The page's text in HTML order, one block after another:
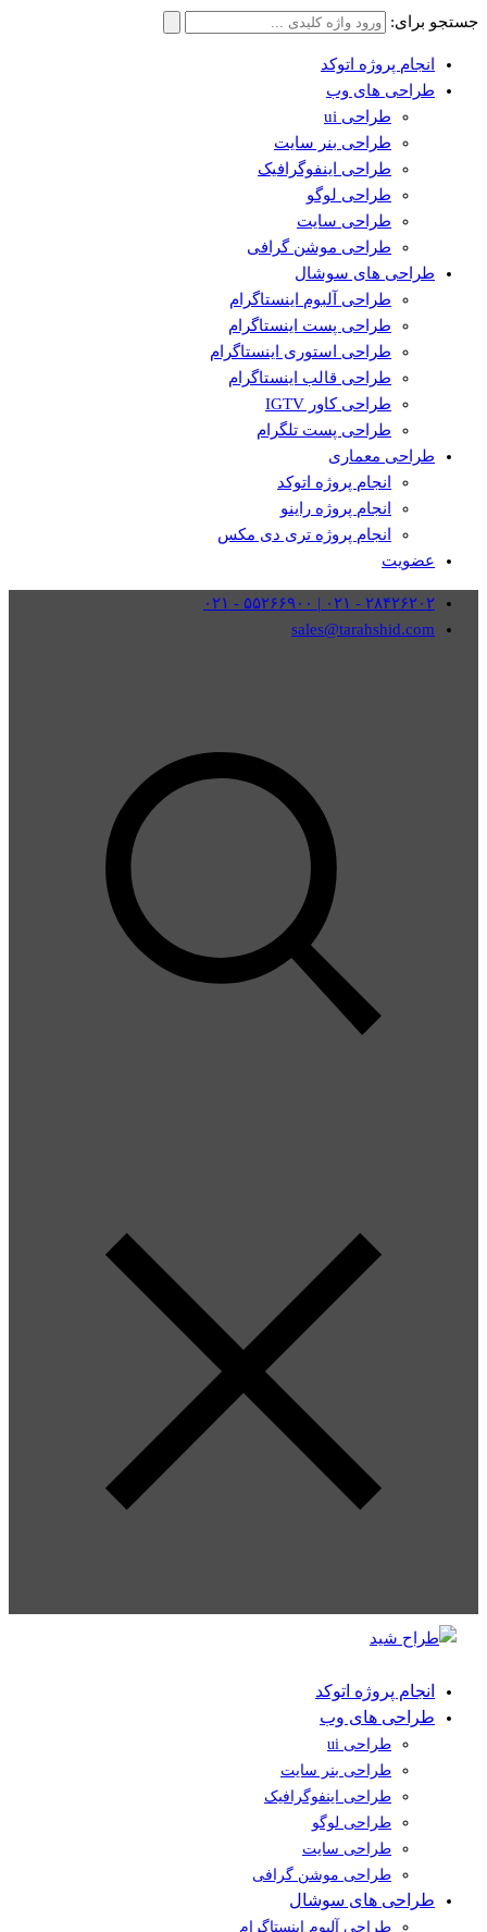
جستجو برای:
انجام پروژه اتوکد
طراحی های وب
طراحی ui
طراحی بنر سایت
طراحی اینفوگرافیک
طراحی لوگو
طراحی سایت
طراحی موشن گرافی
طراحی های سوشال
طراحی آلبوم اینستاگرام
طراحی پست اینستاگرام
طراحی استوری اینستاگرام
طراحی قالب اینستاگرام
طراحی کاور IGTV
طراحی پست تلگرام
طراحی معماری
انجام پروژه اتوکد
انجام پروژه راینو
انجام پروژه تری دی مکس
عضویت
۲۸۴۲۶۲۰۲ - ۰۲۱ | ۵۵۲۶۶۹۰۰ - ۰۲۱
sales@tarahshid.com
انجام پروژه اتوکد
طراحی های وب
طراحی ui
طراحی بنر سایت
طراحی اینفوگرافیک
طراحی لوگو
طراحی سایت
طراحی موشن گرافی
طراحی های سوشال
طراحی آلبوم اینستاگرام